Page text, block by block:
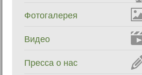
Фотогалерея
Видео
Пресса о нас